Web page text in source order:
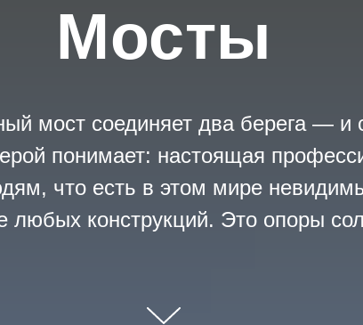
Мосты
мост соединяет два берега — и
понимает: настоящая
что есть в этом мире
любых конструкций. Это опоры